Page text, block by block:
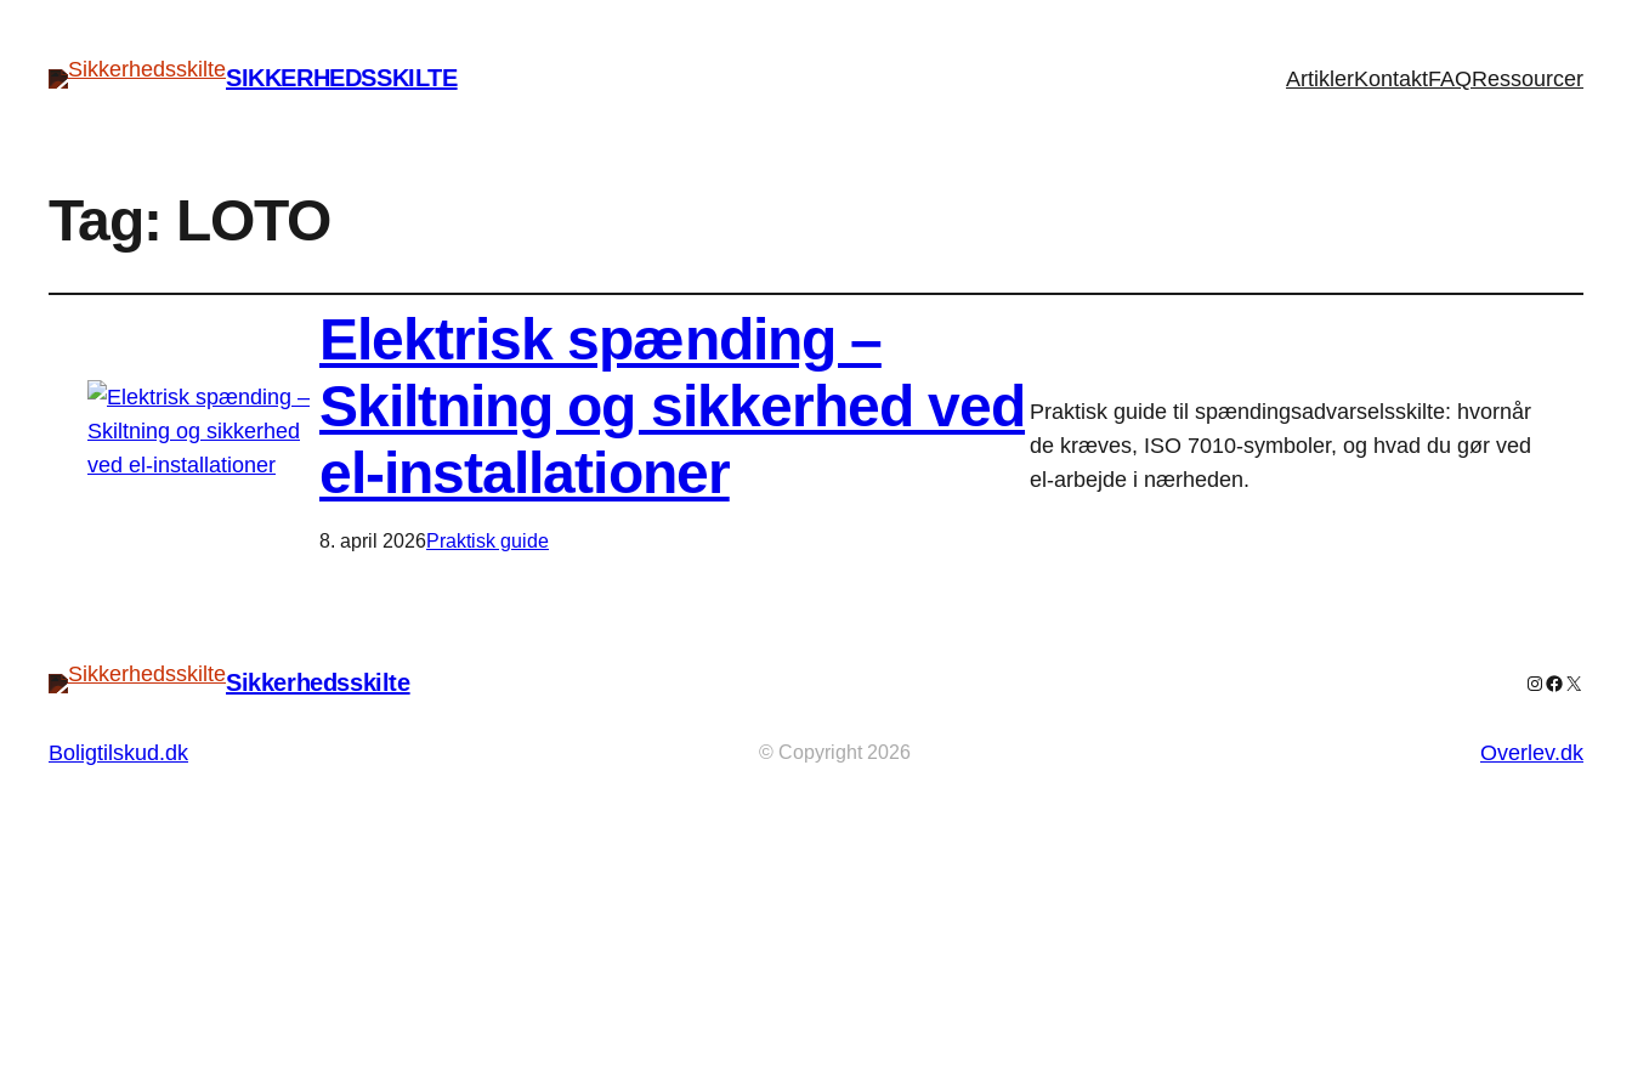
SIKKERHEDSSKILTE ArtiklerKontaktFAQRessourcer
Tag: LOTO
Elektrisk spænding –
Skiltning og sikkerhed ved
el-installationer
8. april 2026Praktisk guide
Praktisk guide til spændingsadvarselsskilte: hvornår
de kræves, ISO 7010-symboler, og hvad du gør ved
el-arbejde i nærheden.
Sikkerhedsskilte Instagram
Facebook
X
Boligtilskud.dk © Copyright 2026 Overlev.dk